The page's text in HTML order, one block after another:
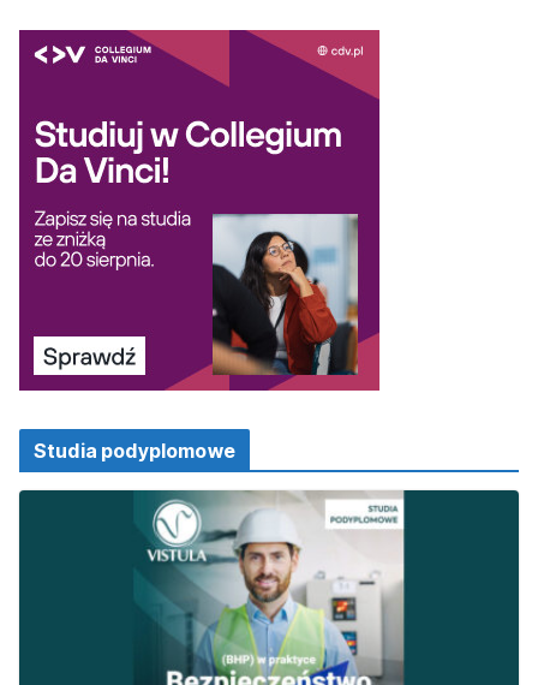
Studia podyplomowe